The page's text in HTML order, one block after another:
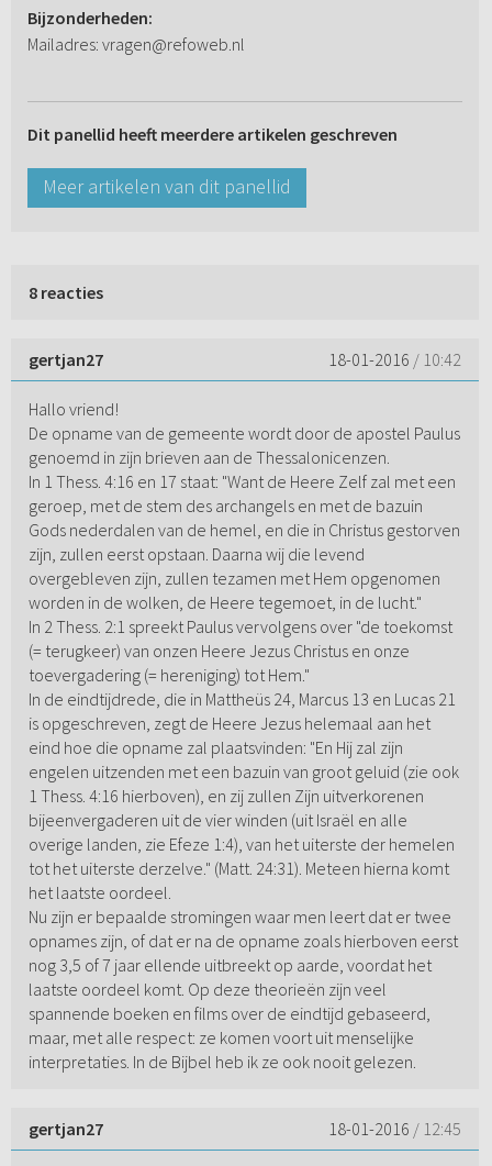
Bijzonderheden:
Mailadres: vragen@refoweb.nl
Dit panellid heeft meerdere artikelen geschreven
Meer artikelen van dit panellid
8 reacties
gertjan27 18-01-2016 / 10:42
Hallo vriend!
De opname van de gemeente wordt door de apostel Paulus
genoemd in zijn brieven aan de Thessalonicenzen.
In 1 Thess. 4:16 en 17 staat: "Want de Heere Zelf zal met een
geroep, met de stem des archangels en met de bazuin
Gods nederdalen van de hemel, en die in Christus gestorven
zijn, zullen eerst opstaan. Daarna wij die levend
overgebleven zijn, zullen tezamen met Hem opgenomen
worden in de wolken, de Heere tegemoet, in de lucht."
In 2 Thess. 2:1 spreekt Paulus vervolgens over "de toekomst
(= terugkeer) van onzen Heere Jezus Christus en onze
toevergadering (= hereniging) tot Hem."
In de eindtijdrede, die in Mattheüs 24, Marcus 13 en Lucas 21
is opgeschreven, zegt de Heere Jezus helemaal aan het
eind hoe die opname zal plaatsvinden: "En Hij zal zijn
engelen uitzenden met een bazuin van groot geluid (zie ook
1 Thess. 4:16 hierboven), en zij zullen Zijn uitverkorenen
bijeenvergaderen uit de vier winden (uit Israël en alle
overige landen, zie Efeze 1:4), van het uiterste der hemelen
tot het uiterste derzelve." (Matt. 24:31). Meteen hierna komt
het laatste oordeel.
Nu zijn er bepaalde stromingen waar men leert dat er twee
opnames zijn, of dat er na de opname zoals hierboven eerst
nog 3,5 of 7 jaar ellende uitbreekt op aarde, voordat het
laatste oordeel komt. Op deze theorieën zijn veel
spannende boeken en films over de eindtijd gebaseerd,
maar, met alle respect: ze komen voort uit menselijke
interpretaties. In de Bijbel heb ik ze ook nooit gelezen.
gertjan27 18-01-2016 / 12:45